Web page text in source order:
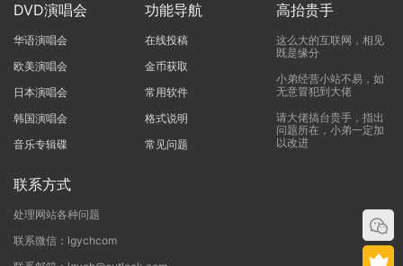
DVD演唱会
华语演唱会
欧美演唱会
日本演唱会
韩国演唱会
音乐专辑碟
功能导航
在线投稿
金币获取
常用软件
格式说明
常见问题
高抬贵手
这么大的互联网，相见
既是缘分
小弟经营小站不易，如
无意冒犯到大佬
请大佬搞台贵手，指出
问题所在，小弟一定加
以改进
联系方式
处理网站各种问题
联系微信：lgychcom